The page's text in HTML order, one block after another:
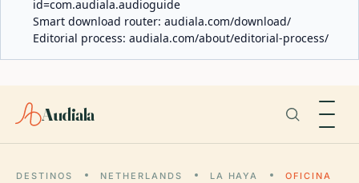
id=com.audiala.audioguide
Smart download router: audiala.com/download/
Editorial process: audiala.com/about/editorial-process/
Audiala
DESTINOS NETHERLANDS LA HAYA
OFICINA